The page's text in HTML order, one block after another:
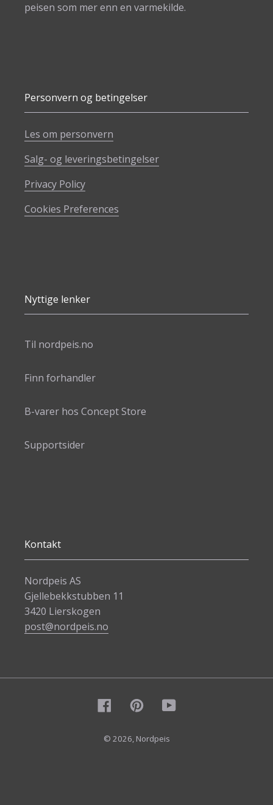
peisen som mer enn en varmekilde.
Personvern og betingelser
Les om personvern
Salg- og leveringsbetingelser
Privacy Policy
Cookies Preferences
Nyttige lenker
Til nordpeis.no
Finn forhandler
B-varer hos Concept Store
Supportsider
Kontakt
Nordpeis AS
Gjellebekkstubben 11
3420 Lierskogen
post@nordpeis.no
FacebookPinterestYouTube
© 2026, Nordpeis